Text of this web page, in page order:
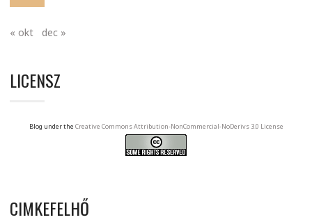
« okt dec »
LICENSZ
Blog under the Creative Commons Attribution-NonCommercial-NoDerivs 3.0 License
CIMKEFELHŐ